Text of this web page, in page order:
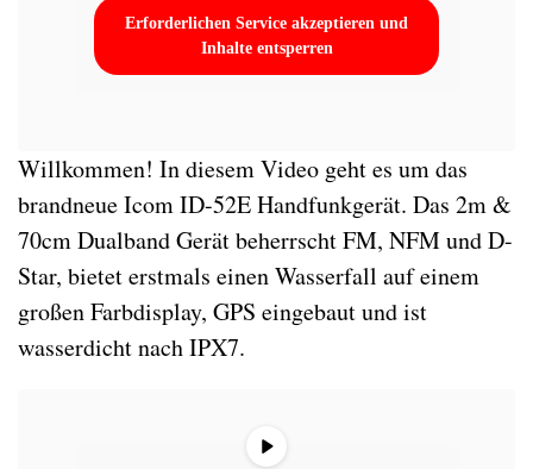
Erforderlichen Service akzeptieren und
Inhalte entsperren
Willkommen! In diesem Video geht es um das
brandneue Icom ID-52E Handfunkgerät. Das 2m &
70cm Dualband Gerät beherrscht FM, NFM und D-
Star, bietet erstmals einen Wasserfall auf einem
großen Farbdisplay, GPS eingebaut und ist
wasserdicht nach IPX7.